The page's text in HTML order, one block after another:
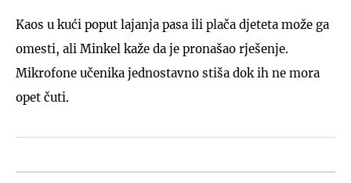
Kaos u kući poput lajanja pasa ili plača djeteta može ga
omesti, ali Minkel kaže da je pronašao rješenje.
Mikrofone učenika jednostavno stiša dok ih ne mora
opet čuti.